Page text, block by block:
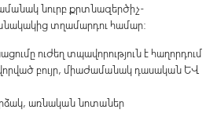
նուրբ քրտնազերծիչ-
տղամարդու համար:
ուժեղ տպավորություն է հաղորդում
բույր, միաժամանակ դասական և
առնական նոտաներ